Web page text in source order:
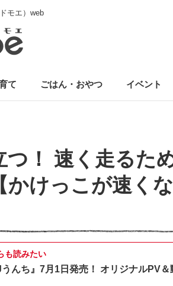
モエ）web
て ごはん・おやつ イベント
つ！ 速く走るた
かけっこが速く
も読みたい
うんち』7月1日発売！ オリジナルPV